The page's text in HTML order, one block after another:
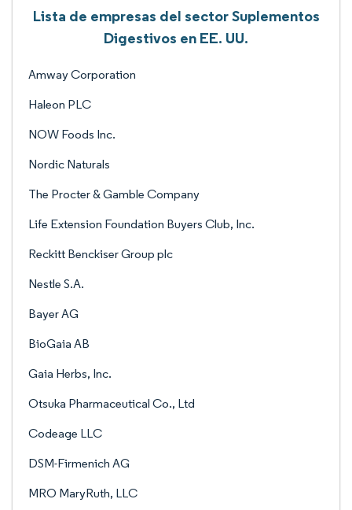
Lista de empresas del sector Suplementos
Digestivos en EE. UU.
Amway Corporation
Haleon PLC
NOW Foods Inc.
Nordic Naturals
The Procter & Gamble Company
Life Extension Foundation Buyers Club, Inc.
Reckitt Benckiser Group plc
Nestle S.A.
Bayer AG
BioGaia AB
Gaia Herbs, Inc.
Otsuka Pharmaceutical Co., Ltd
Codeage LLC
DSM-Firmenich AG
MRO MaryRuth, LLC